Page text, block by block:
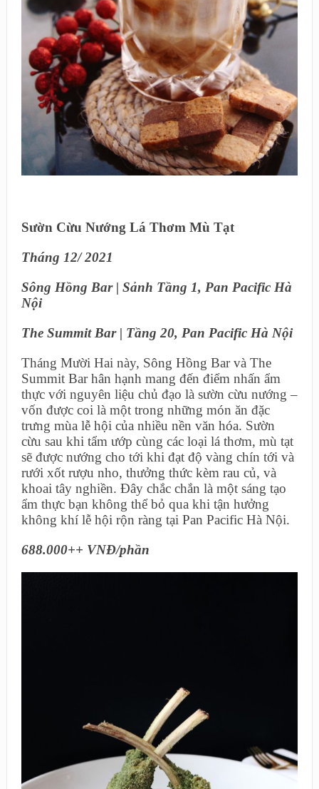
Sườn Cừu Nướng Lá Thơm Mù Tạt
Tháng 12/ 2021
Sông Hồng Bar | Sảnh Tầng 1, Pan Pacific Hà
Nội
The Summit Bar | Tầng 20, Pan Pacific Hà Nội
Tháng Mười Hai này, Sông Hồng Bar và The
Summit Bar hân hạnh mang đến điểm nhấn ẩm
thực với nguyên liệu chủ đạo là sườn cừu nướng –
vốn được coi là một trong những món ăn đặc
trưng mùa lễ hội của nhiều nền văn hóa. Sườn
cừu sau khi tẩm ướp cùng các loại lá thơm, mù tạt
sẽ được nướng cho tới khi đạt độ vàng chín tới và
rưới xốt rượu nho, thưởng thức kèm rau củ, và
khoai tây nghiền. Đây chắc chắn là một sáng tạo
ẩm thực bạn không thể bỏ qua khi tận hưởng
không khí lễ hội rộn ràng tại Pan Pacific Hà Nội.
688.000++ VNĐ/phần